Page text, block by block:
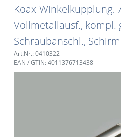
Koax-Winkelkupplung,
Vollmetallausf., kompl.
Schraubanschl.,
Art.Nr.: 0410322
EAN / GTIN: 4011376713438